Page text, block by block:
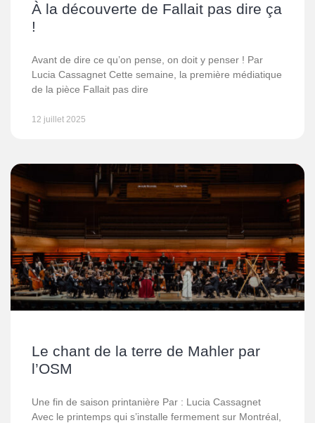
À la découverte de Fallait pas dire ça
!
Avant de dire ce qu’on pense, on doit y penser ! Par
Lucia Cassagnet Cette semaine, la première médiatique
de la pièce Fallait pas dire
12 juillet 2025
Le chant de la terre de Mahler par
l’OSM
Une fin de saison printanière Par : Lucia Cassagnet
Avec le printemps qui s’installe fermement sur Montréal,